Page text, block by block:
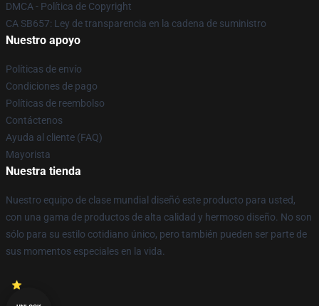
DMCA - Política de Copyright
CA SB657: Ley de transparencia en la cadena de suministro
Nuestro apoyo
Políticas de envío
Condiciones de pago
Políticas de reembolso
Contáctenos
Ayuda al cliente (FAQ)
Mayorista
Nuestra tienda
Nuestro equipo de clase mundial diseñó este producto para usted,
con una gama de productos de alta calidad y hermoso diseño. No son
sólo para su estilo cotidiano único, pero también pueden ser parte de
sus momentos especiales en la vida.